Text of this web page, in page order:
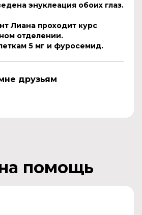
энуклеация обоих глаз.
Лиана проходит курс
отделении.
5 мг и фуросемид.
друзьям
помощь